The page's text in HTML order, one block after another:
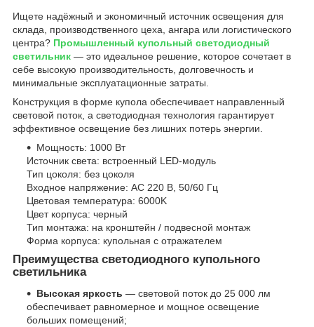
Ищете надёжный и экономичный источник освещения для
склада, производственного цеха, ангара или логистического
центра? Промышленный купольный светодиодный
светильник — это идеальное решение, которое сочетает в
себе высокую производительность, долговечность и
минимальные эксплуатационные затраты.
Конструкция в форме купола обеспечивает направленный
световой поток, а светодиодная технология гарантирует
эффективное освещение без лишних потерь энергии.
Мощность: 1000 Вт
Источник света: встроенный LED-модуль
Тип цоколя: без цоколя
Входное напряжение: AC 220 В, 50/60 Гц
Цветовая температура: 6000K
Цвет корпуса: черный
Тип монтажа: на кронштейн / подвесной монтаж
Форма корпуса: купольная с отражателем
Преимущества светодиодного купольного
светильника
Высокая яркость — световой поток до 25 000 лм
обеспечивает равномерное и мощное освещение
больших помещений;